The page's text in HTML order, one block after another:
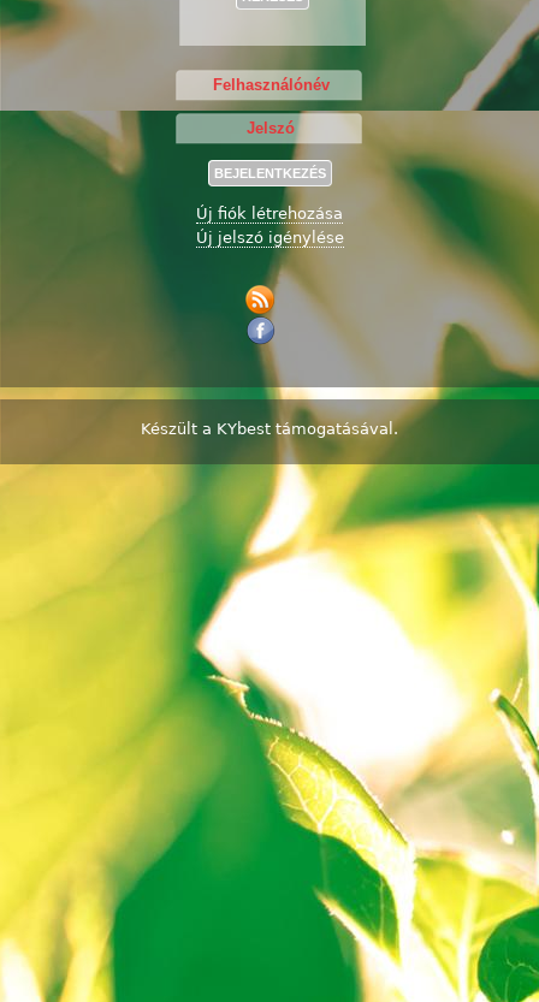
Új fiók létrehozása
Új jelszó igénylése
Készült a KYbest támogatásával.